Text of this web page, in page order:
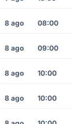
8 ago 08:00
8 ago 09:00
8 ago 10:00
8 ago 10:00